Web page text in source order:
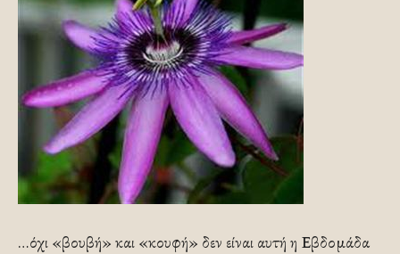
…όχι «βουβή» και «κουφή» δεν είναι αυτή η Εβδομάδα